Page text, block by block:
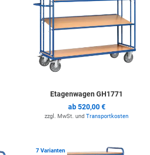
Etagenwagen GH1771
ab520,00 €
zzgl. MwSt. und Transportkosten
Zur Merkliste hinzufügen
7 Varianten